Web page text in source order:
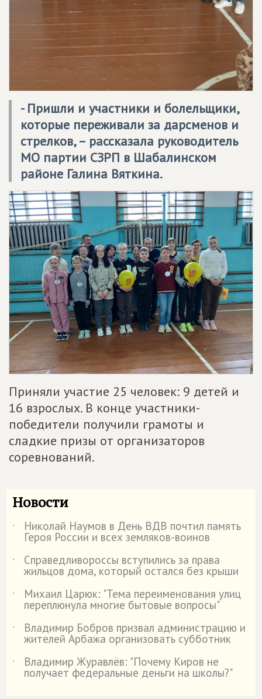
- Пришли и участники и болельщики,
которые переживали за дарсменов и
стрелков, – рассказала руководитель
МО партии СЗРП в Шабалинском
районе Галина Вяткина.
Приняли участие 25 человек: 9 детей и
16 взрослых. В конце участники-
победители получили грамоты и
сладкие призы от организаторов
соревнований.
Новости
˙ Николай Наумов в День ВДВ почтил память
Героя России и всех земляков-воинов
˙
Справедливороссы вступились за права
жильцов дома, который остался без крыши
˙
Михаил Царюк: "Тема переименования улиц
переплюнула многие бытовые вопросы"
˙
Владимир Бобров призвал администрацию и
жителей Арбажа организовать субботник
˙
Владимир Журавлёв: "Почему Киров не
получает федеральные деньги на школы?"